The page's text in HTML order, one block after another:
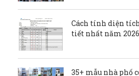
Cách tính diện
tiết nhất năm 2026
35+ mẫu nhà phố